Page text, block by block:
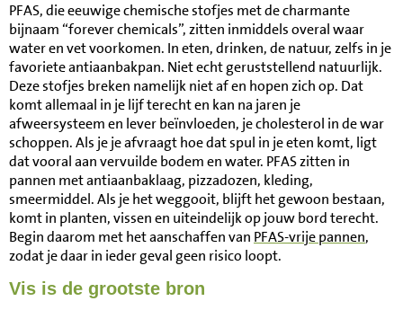
PFAS, die eeuwige chemische stofjes met de charmante
bijnaam “forever chemicals”, zitten inmiddels overal waar
water en vet voorkomen. In eten, drinken, de natuur, zelfs in je
favoriete antiaanbakpan. Niet echt geruststellend natuurlijk.
Deze stofjes breken namelijk niet af en hopen zich op. Dat
komt allemaal in je lijf terecht en kan na jaren je
afweersysteem en lever beïnvloeden, je cholesterol in de war
schoppen. Als je je afvraagt hoe dat spul in je eten komt, ligt
dat vooral aan vervuilde bodem en water. PFAS zitten in
pannen met antiaanbaklaag, pizzadozen, kleding,
smeermiddel. Als je het weggooit, blijft het gewoon bestaan,
komt in planten, vissen en uiteindelijk op jouw bord terecht.
Begin daarom met het aanschaffen van PFAS-vrije pannen,
zodat je daar in ieder geval geen risico loopt.
Vis is de grootste bron